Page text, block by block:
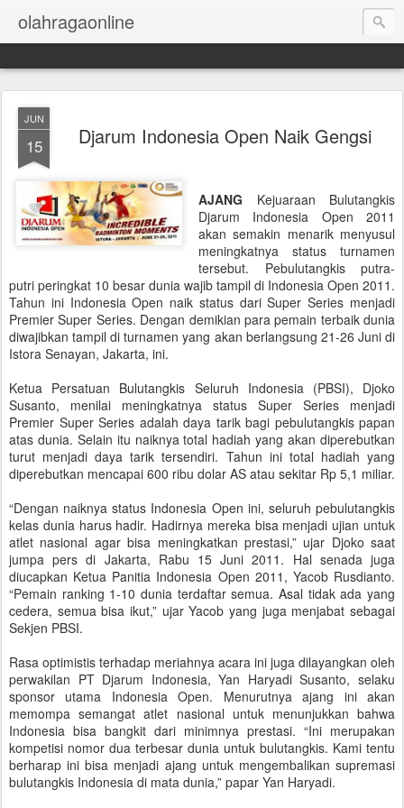
olahragaonline
JUN
15 Djarum Indonesia Open Naik Gengsi
AJANG Kejuaraan Bulutangkis
Djarum Indonesia Open 2011
akan semakin menarik menyusul
meningkatnya status turnamen
tersebut. Pebulutangkis putra-
putri peringkat 10 besar dunia wajib tampil di Indonesia Open 2011.
Tahun ini Indonesia Open naik status dari Super Series menjadi
Premier Super Series. Dengan demikian para pemain terbaik dunia
diwajibkan tampil di turnamen yang akan berlangsung 21-26 Juni di
Istora Senayan, Jakarta, ini.
Ketua Persatuan Bulutangkis Seluruh Indonesia (PBSI), Djoko
Susanto, menilai meningkatnya status Super Series menjadi
Premier Super Series adalah daya tarik bagi pebulutangkis papan
atas dunia. Selain itu naiknya total hadiah yang akan diperebutkan
turut menjadi daya tarik tersendiri. Tahun ini total hadiah yang
diperebutkan mencapai 600 ribu dolar AS atau sekitar Rp 5,1 miliar.
“Dengan naiknya status Indonesia Open ini, seluruh pebulutangkis
kelas dunia harus hadir. Hadirnya mereka bisa menjadi ujian untuk
atlet nasional agar bisa meningkatkan prestasi,” ujar Djoko saat
jumpa pers di Jakarta, Rabu 15 Juni 2011. Hal senada juga
diucapkan Ketua Panitia Indonesia Open 2011, Yacob Rusdianto.
“Pemain ranking 1-10 dunia terdaftar semua. Asal tidak ada yang
cedera, semua bisa ikut,” ujar Yacob yang juga menjabat sebagai
Sekjen PBSI.
Rasa optimistis terhadap meriahnya acara ini juga dilayangkan oleh
perwakilan PT Djarum Indonesia, Yan Haryadi Susanto, selaku
sponsor utama Indonesia Open. Menurutnya ajang ini akan
memompa semangat atlet nasional untuk menunjukkan bahwa
Indonesia bisa bangkit dari minimnya prestasi. “Ini merupakan
kompetisi nomor dua terbesar dunia untuk bulutangkis. Kami tentu
berharap ini bisa menjadi ajang untuk mengembalikan supremasi
bulutangkis Indonesia di mata dunia,” papar Yan Haryadi.